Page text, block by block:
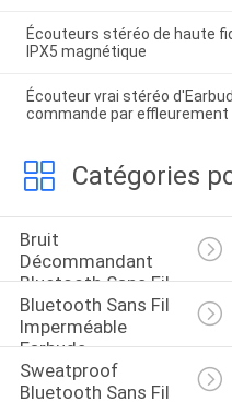
Écouteurs stéréo de haute
IPX5 magnétique
Écouteur vrai stéréo
commande par effleurement
Catégories
Bruit
Décommandant
Bluetooth Sans Fil
Earbuds
Bluetooth Sans Fil
Imperméable
Earbuds
Sweatproof
Bluetooth Sans Fil